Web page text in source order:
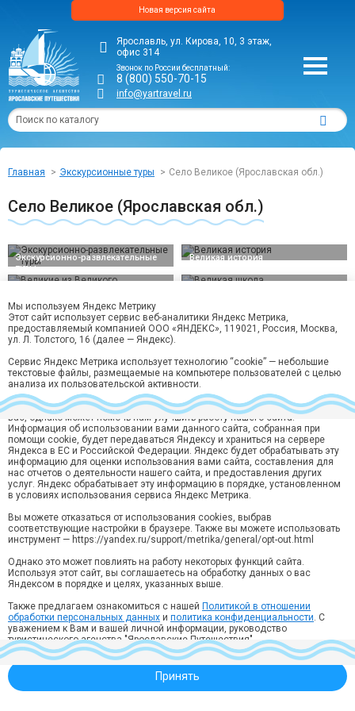
Новая версия сайта
Ярославль, ул. Кирова, 10, 3 этаж,
офис 314
Звонок по России бесплатный:
8 (800) 550-70-15
info@yartravel.ru
Мы используем Яндекс Метрику
Этот сайт использует сервис веб-аналитики Яндекс Метрика,
предоставляемый компанией ООО «ЯНДЕКС», 119021, Россия, Москва,
ул. Л. Толстого, 16 (далее — Яндекс).
Сервис Яндекс Метрика использует технологию “cookie” — небольшие
текстовые файлы, размещаемые на компьютере пользователей с целью
анализа их пользовательской активности.
Собранная при помощи cookie информация не может идентифицировать
вас, однако может помочь нам улучшить работу нашего сайта.
Информация об использовании вами данного сайта, собранная при
помощи cookie, будет передаваться Яндексу и храниться на сервере
Яндекса в ЕС и Российской Федерации. Яндекс будет обрабатывать эту
информацию для оценки использования вами сайта, составления для
нас отчетов о деятельности нашего сайта, и предоставления других
услуг. Яндекс обрабатывает эту информацию в порядке, установленном
в условиях использования сервиса Яндекс Метрика.
Вы можете отказаться от использования cookies, выбрав
соответствующие настройки в браузере. Также вы можете использовать
инструмент — https://yandex.ru/support/metrika/general/opt-out.html
Однако это может повлиять на работу некоторых функций сайта.
Используя этот сайт, вы соглашаетесь на обработку данных о вас
Яндексом в порядке и целях, указанных выше.
Также предлагаем ознакомиться с нашей Политикой в отношении
обработки персональных данных и политика конфиденциальности. С
уважением к Вам и вашей личной информации, руководство
туристического агенства "Ярославские Путешествия"
Принять
Главная Экскурсионные туры Село Великое (Ярославская обл.)
Село Великое (Ярославская обл.)
Экскурсионно-развлекательные
туры
Великая история
Достопримечательности
Фотогалерея
Дополнительная информация
Хотите быть в курсе лучших предложений?
Подпишитесь на рассылку горящий туров и спецпредложений
Подписаться
Нажимая кнопку “Подписаться“ вы соглашаетесь на
персональных данных
Политикой конфиденциальности
Ярославль, ул. Кирова, 10, 3 этаж, офис 314
Звонок по России бесплатный:
8 (800) 550-70-15
info@yartravel.ru
Реестровый номер ВНТ 003426 в Едином федеральном реестре туроператоров.
Политика конфиденциальности